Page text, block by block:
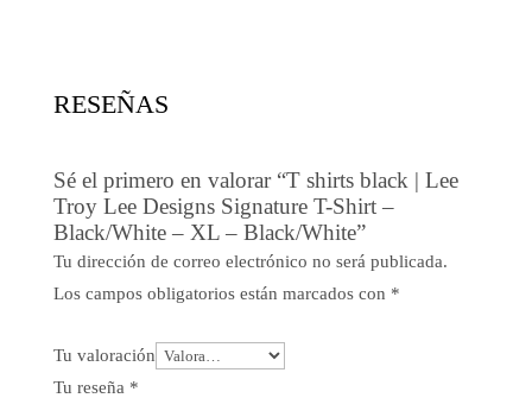
RESEÑAS
Sé el primero en valorar “T shirts black | Lee
Troy Lee Designs Signature T-Shirt –
Black/White – XL – Black/White”
Tu dirección de correo electrónico no será publicada.
Los campos obligatorios están marcados con *
Tu valoración
Tu reseña *